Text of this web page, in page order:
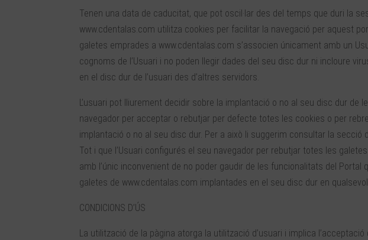
Tenen una data de caducitat, que pot oscil·lar des del temps que duri la
www.cdentalas.com utilitza cookies per facilitar la navegació per aquest
galetes emprades a www.cdentalas.com s’associen únicament amb un
cognoms de l’Usuari i no poden llegir dades del seu disc dur ni incloure
en el disc dur de l’usuari des d’altres servidors.
L’usuari pot lliurement decidir sobre la implantació o no al seu disc dur
navegador per acceptar o rebutjar per defecte totes les cookies o per
implantació o no al seu disc dur. Per a això li suggerim consultar la
Tot i que l’Usuari configurés el seu navegador per rebutjar totes les
amb l’únic inconvenient de no poder gaudir de les funcionalitats del Portal
galetes de www.cdentalas.com implantades en el seu disc dur en
CONDICIONS D’ÚS
La utilització de la pàgina atorga la utilització d’usuari i implica